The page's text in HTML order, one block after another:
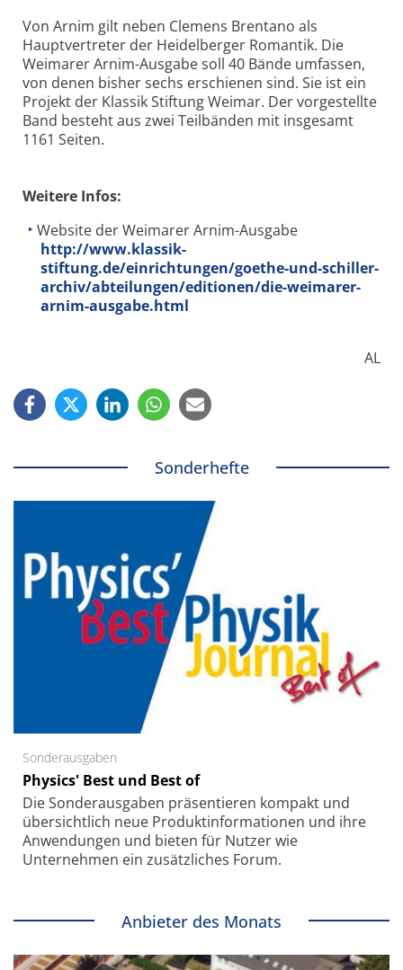
Von Arnim gilt neben Clemens Brentano als
Hauptvertreter der Heidelberger Romantik. Die
Weimarer Arnim-Ausgabe soll 40 Bände umfassen,
von denen bisher sechs erschienen sind. Sie ist ein
Projekt der Klassik Stiftung Weimar. Der vorgestellte
Band besteht aus zwei Teilbänden mit insgesamt
1161 Seiten.
Weitere Infos:
Website der Weimarer Arnim-Ausgabe
http://www.klassik-
stiftung.de/einrichtungen/goethe-und-schiller-
archiv/abteilungen/editionen/die-weimarer-
arnim-ausgabe.html
AL
Sonderhefte
Sonderausgaben
Physics' Best und Best of
Die Sonder­ausgaben präsentieren kompakt und
übersichtlich neue Produkt­informationen und ihre
Anwendungen und bieten für Nutzer wie
Unternehmen ein zusätzliches Forum.
Anbieter des Monats